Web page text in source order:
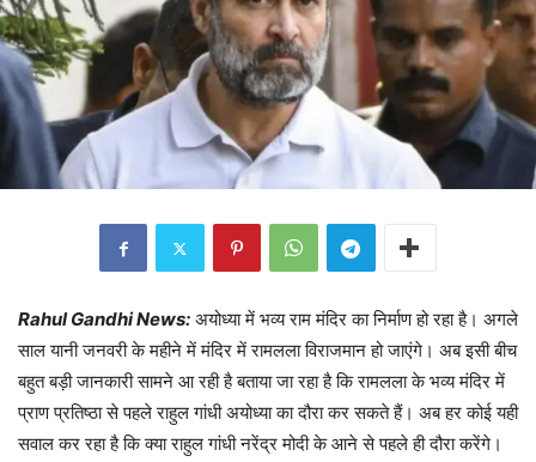
Rahul Gandhi News: अयोध्या में भव्य राम मंदिर का निर्माण हो रहा है। अगले
साल यानी जनवरी के महीने में मंदिर में रामलला विराजमान हो जाएंगे। अब इसी बीच
बहुत बड़ी जानकारी सामने आ रही है बताया जा रहा है कि रामलला के भव्य मंदिर में
प्राण प्रतिष्ठा से पहले राहुल गांधी अयोध्या का दौरा कर सकते हैं। अब हर कोई यही
सवाल कर रहा है कि क्या राहुल गांधी नरेंद्र मोदी के आने से पहले ही दौरा करेंगे।